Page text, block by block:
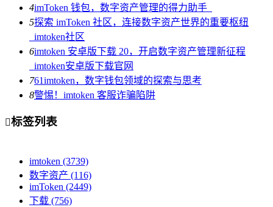
4imToken 钱包，数字资产管理的得力助手_
5探索 imToken 社区，连接数字资产世界的重要枢纽
_imtoken社区
6imtoken 安卓版下载 20，开启数字资产管理新征程
_imtoken安卓版下载官网
761imtoken，数字钱包领域的探索与思考
8警惕！imtoken 客服诈骗陷阱
标签列表
imtoken (3739)
数字资产 (116)
imToken (2449)
下载 (756)